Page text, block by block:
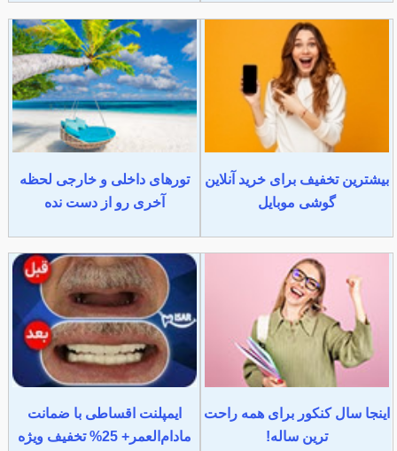
بیشترین تخفیف برای خرید آنلاین
گوشی موبایل
تورهای داخلی و خارجی لحظه
آخری رو از دست نده
اینجا سال کنکور برای همه راحت
ترین ساله!
ایمپلنت اقساطی با ضمانت
مادام‌العمر+ 25% تخفیف ویژه